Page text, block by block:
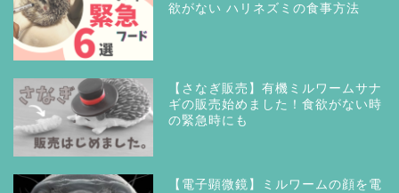
欲がない ハリネズミの食事方法
【さなぎ販売】有機ミルワームサナ
ギの販売始めました！食欲がない時
の緊急時にも
【電子顕微鏡】ミルワームの顔を電